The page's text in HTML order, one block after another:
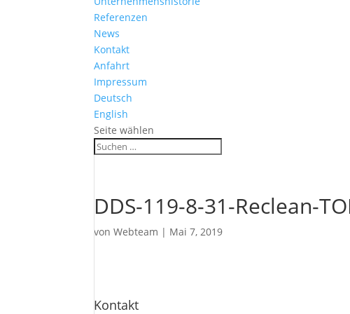
Referenzen
News
Kontakt
Anfahrt
Impressum
Deutsch
English
Seite wählen
DDS-119-8-31-Reclean-
vonWebteam | Mai 7, 2019
Kontakt